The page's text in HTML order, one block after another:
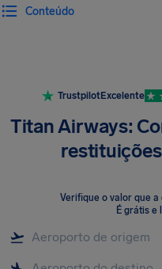
Conteúdo
TrustpilotExcelente
Titan Airways:
Verifique o valor que a
É grátis e